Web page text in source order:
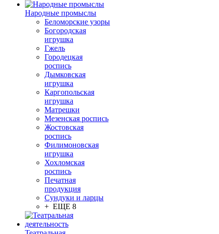
Народные промыслы
Беломорские узоры
Богородская
игрушка
Гжель
Городецкая
роспись
Дымковская
игрушка
Каргопольская
игрушка
Матрешки
Мезенская роспись
Жостовская
роспись
Филимоновская
игрушка
Хохломская
роспись
Печатная
продукция
Сундуки и ларцы
+ ЕЩЕ 8